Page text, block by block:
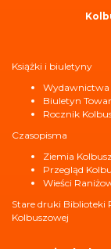
Książki i biuletyny
Wydawnictwa
Biuletyn
Rocznik
Czasopisma
Ziemia
Przegląd
Wieści
Stare druki Biblioteki
Kolbuszowej